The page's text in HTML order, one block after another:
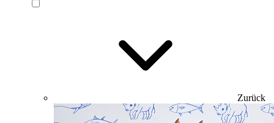
Zurück